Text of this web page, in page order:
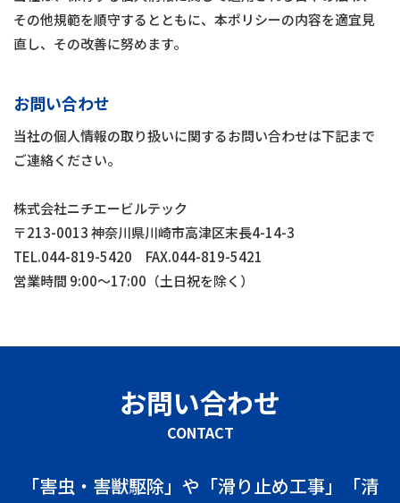
その他規範を順守するとともに、本ポリシーの内容を適宜見
直し、その改善に努めます。
お問い合わせ
当社の個人情報の取り扱いに関するお問い合わせは下記まで
ご連絡ください。
株式会社ニチエービルテック
〒213-0013 神奈川県川崎市高津区末長4-14-3
TEL.044-819-5420 FAX.044-819-5421
営業時間 9:00～17:00（土日祝を除く）
お問い合わせ
CONTACT
「害虫・害獣駆除」や「滑り止め工事」「清